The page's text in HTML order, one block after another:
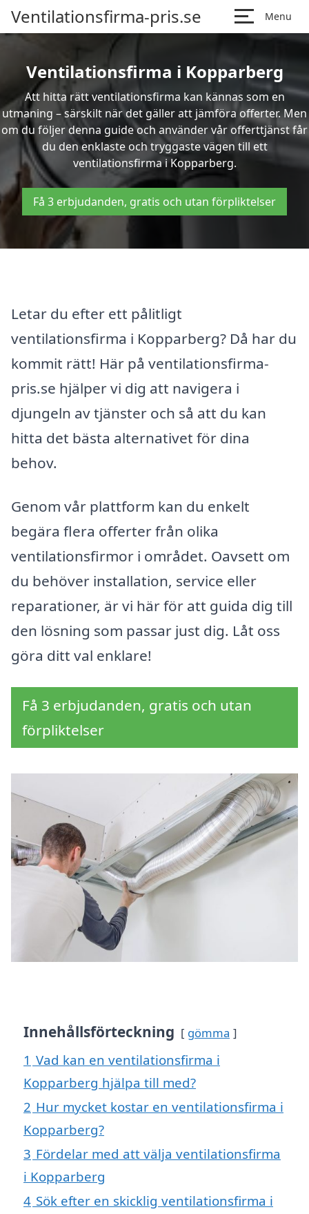
Ventilationsfirma-pris.se Menu
Ventilationsfirma i Kopparberg
Att hitta rätt ventilationsfirma kan kännas som en
utmaning – särskilt när det gäller att jämföra offerter. Men
om du följer denna guide och använder vår offerttjänst får
du den enklaste och tryggaste vägen till ett
ventilationsfirma i Kopparberg.
Få 3 erbjudanden, gratis och utan förpliktelser
Letar du efter ett pålitligt
ventilationsfirma i Kopparberg? Då har du
kommit rätt! Här på ventilationsfirma-
pris.se hjälper vi dig att navigera i
djungeln av tjänster och så att du kan
hitta det bästa alternativet för dina
behov.
Genom vår plattform kan du enkelt
begära flera offerter från olika
ventilationsfirmor i området. Oavsett om
du behöver installation, service eller
reparationer, är vi här för att guida dig till
den lösning som passar just dig. Låt oss
göra ditt val enklare!
Få 3 erbjudanden, gratis och utan
förpliktelser
Innehållsförteckning gömma
1 Vad kan en ventilationsfirma i
Kopparberg hjälpa till med?
2 Hur mycket kostar en ventilationsfirma i
Kopparberg?
3 Fördelar med att välja ventilationsfirma
i Kopparberg
4 Sök efter en skicklig ventilationsfirma i